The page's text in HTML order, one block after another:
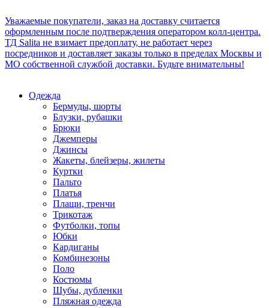
Уважаемые покупатели, заказ на доставку считается
оформленным после подтверждения оператором колл-центра.
ТД Salita не взимает предоплату, не работает через
посредников и доставляет заказы только в пределах Москвы и
МО собственной службой доставки. Будьте внимательны!
Одежда
Бермуды, шорты
Блузки, рубашки
Брюки
Джемперы
Джинсы
Жакеты, блейзеры, жилеты
Куртки
Пальто
Платья
Плащи, тренчи
Трикотаж
Футболки, топы
Юбки
Кардиганы
Комбинезоны
Поло
Костюмы
Шубы, дубленки
Пляжная одежда